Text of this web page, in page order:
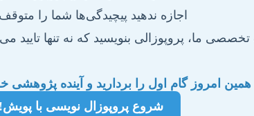
اجازه ندهید پیچیدگی‌ها شما را
تخصصی ما، پروپوزالی بنویسید که نه تنها
همین امروز گام اول را بردارید و آینده پژوهشی
شروع پروپوزال نویسی با پویش!